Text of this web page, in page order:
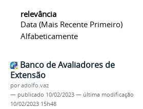
relevância
Data (mais Recente Primeiro)
Alfabeticamente
Banco de Avaliadores de
Extensão
poradolfo.vaz
— publicado 10/02/2023 — última modificação
10/02/2023 15h48